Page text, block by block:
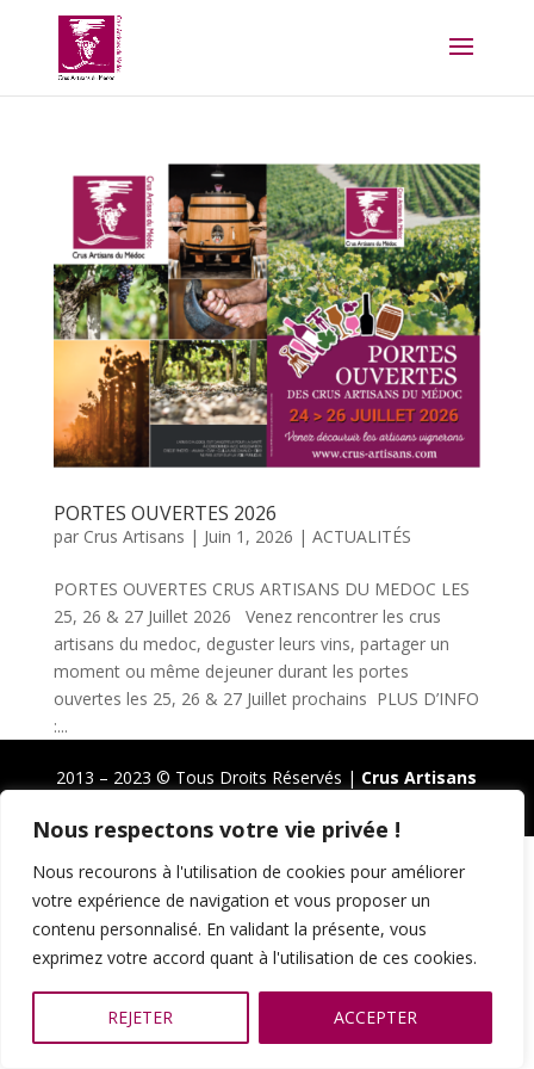
Nous respectons votre vie privée !
Nous recourons à l'utilisation de cookies pour améliorer
votre expérience de navigation et vous proposer un
contenu personnalisé. En validant la présente, vous
exprimez votre accord quant à l'utilisation de ces cookies.
REJETER ACCEPTER
PORTES OUVERTES 2026
par Crus Artisans | Juin 1, 2026 | ACTUALITÉS
PORTES OUVERTES CRUS ARTISANS DU MEDOC LES
25, 26 & 27 Juillet 2026 Venez rencontrer les crus
artisans du medoc, deguster leurs vins, partager un
moment ou même dejeuner durant les portes
ouvertes les 25, 26 & 27 Juillet prochains PLUS D’INFO
:...
2013 – 2023 © Tous Droits Réservés | Crus Artisans